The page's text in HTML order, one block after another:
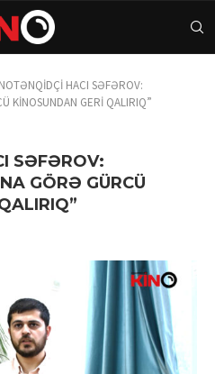
HACI SƏFƏROV:
KİNOSUNDAN GERİ QALIRIQ”
SƏFƏROV:
GÖRƏ GÜRCÜ